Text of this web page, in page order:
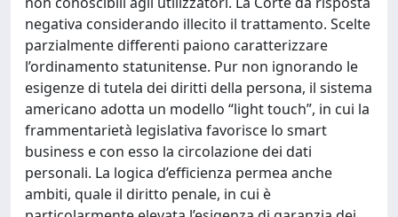
negativa considerando illecito il trattamento. Scelte
parzialmente differenti paiono caratterizzare
l’ordinamento statunitense. Pur non ignorando le
esigenze di tutela dei diritti della persona, il sistema
americano adotta un modello “light touch”, in cui la
frammentarietà legislativa favorisce lo smart
business e con esso la circolazione dei dati
personali. La logica d’efficienza permea anche
ambiti, quale il diritto penale, in cui è